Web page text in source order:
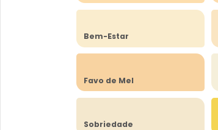
Bem-Estar
Favo de Mel
Sobriedade